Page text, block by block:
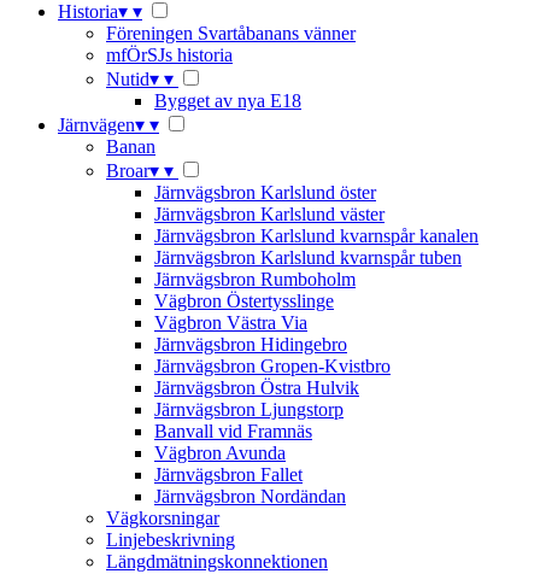
Historia▾ ▾
Föreningen Svartåbanans vänner
mfÖrSJs historia
Nutid▾ ▾
Bygget av nya E18
Järnvägen▾ ▾
Banan
Broar▾ ▾
Järnvägsbron Karlslund öster
Järnvägsbron Karlslund väster
Järnvägsbron Karlslund kvarnspår kanalen
Järnvägsbron Karlslund kvarnspår tuben
Järnvägsbron Rumboholm
Vägbron Östertysslinge
Vägbron Västra Via
Järnvägsbron Hidingebro
Järnvägsbron Gropen-Kvistbro
Järnvägsbron Östra Hulvik
Järnvägsbron Ljungstorp
Banvall vid Framnäs
Vägbron Avunda
Järnvägsbron Fallet
Järnvägsbron Nordändan
Vägkorsningar
Linjebeskrivning
Längdmätningskonnektionen